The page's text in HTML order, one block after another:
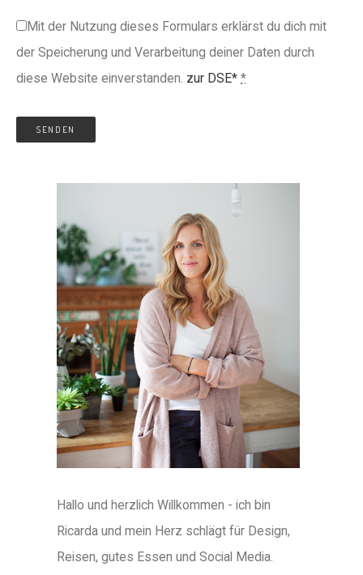
Mit der Nutzung dieses Formulars erklärst du dich mit
der Speicherung und Verarbeitung deiner Daten durch
diese Website einverstanden. zur DSE* *
Hallo und herzlich Willkommen - ich bin
Ricarda und mein Herz schlägt für Design,
Reisen, gutes Essen und Social Media.